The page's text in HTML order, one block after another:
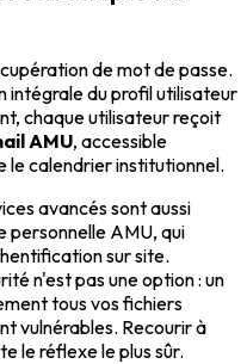
de mot de passe.
intégrale du profil utilisateur
chaque utilisateur reçoit
AMU, accessible
le calendrier institutionnel.
avancés sont aussi
personnelle AMU, qui
sur site.
n'est pas une option : un
tous vos fichiers
vulnérables. Recourir à
le réflexe le plus sûr.